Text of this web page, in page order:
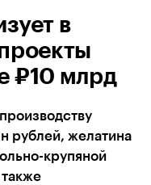
в
₽10 млрд
рублей, желатина
крупяной